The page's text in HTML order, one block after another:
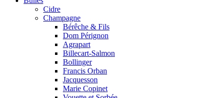
Cidre
Champagne
Bérêche & Fils
Dom Pérignon
Agrapart
Billecart-Salmon
Bollinger
Francis Orban
Jacquesson
Marie Copinet